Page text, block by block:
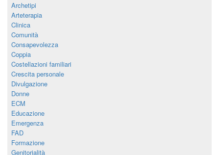
Archetipi
Arteterapia
Clinica
Comunità
Consapevolezza
Coppia
Costellazioni familiari
Crescita personale
Divulgazione
Donne
ECM
Educazione
Emergenza
FAD
Formazione
Genitorialità